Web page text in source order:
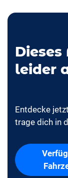
leider
Entdecke
trage dich in